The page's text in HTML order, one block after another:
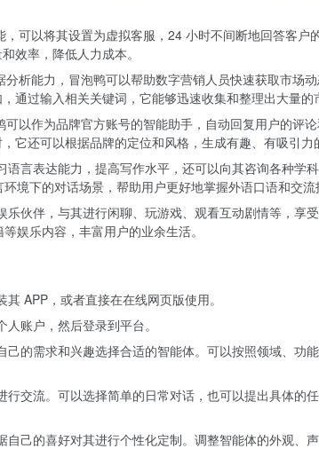
，可以将其设置为虚拟客服，24 小时不间断地回答客户
效率，降低人力成本。
分析能力，冒泡鸭可以帮助数字营销人员快速获取市场
通过输入相关关键词，它能够迅速收集和整理出大量的
可以作为品牌官方账号的智能助手，自动回复用户的评
它还可以根据品牌的定位和风格，生成有趣、有吸引力
语言表达能力，提高写作水平，还可以向其咨询各种学
境下的对话场景，帮助用户更好地掌握外语口语和交流
乐伙伴，与其进行闲聊、玩游戏、观看互动剧情等，享
娱乐内容，丰富用户的业余生活。
APP，或者直接在在线网页版使用。
账户，然后登录到平台。
的需求和兴趣选择合适的智能体。可以按照领域、功
行交流。可以选择简单的日常对话，也可以提出具体的
自己的喜好对其进行个性化定制。调整智能体的外观、